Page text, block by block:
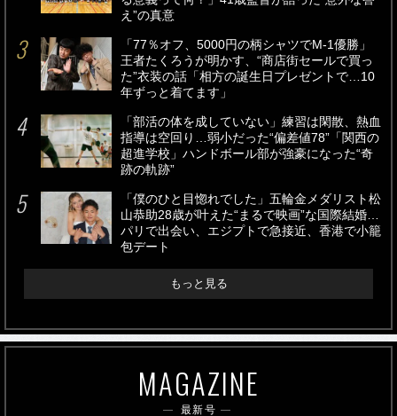
え”の真意
「77％オフ、5000円の柄シャツでM-1優勝」
王者たくろうが明かす、“商店街セールで買っ
た”衣装の話「相方の誕生日プレゼントで…10
年ずっと着てます」
「部活の体を成していない」練習は閑散、熱血
指導は空回り…弱小だった“偏差値78”「関西の
超進学校」ハンドボール部が強豪になった“奇
跡の軌跡”
「僕のひと目惚れでした」五輪金メダリスト松
山恭助28歳が叶えた“まるで映画”な国際結婚…
パリで出会い、エジプトで急接近、香港で小籠
包デート
もっと見る
MAGAZINE
最新号